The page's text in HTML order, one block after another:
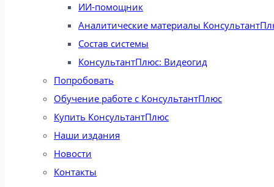
ИИ-помощник
Аналитические материалы
Состав системы
КонсультантПлюс: Видеогид
Попробовать
Обучение работе с КонсультантПлюс
Купить КонсультантПлюс
Наши издания
Новости
Контакты